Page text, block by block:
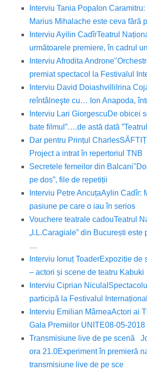
Interviu Tania Popa Ion
Marius Mihalache este ceva fără
Interviu Ayilin CadîrTeatrul
următoarele premiere, în cadrul
Interviu Afrodita Androne
premiat spectacol la Festivalul
Interviu David Doiashvilli Irina
reîntâlneşte cu… Ion Anapoda,
Interviu Lari GiorgescuDe obicei
bate filmul”….de astă dată
Dar pentru Prințul Charles
Project a intrat în repertoriul TNB
Secretele femeilor din Balcani
pe dos”, file de repetiții
Interviu Petre AncuțaAylin Cadîr:
pasiune pe care o iau în serios
Vouchere teatrale cadouTeatrul
„I.L.Caragiale” din București este
…
Interviu Ionuț ToaderExpoziție de
– actori și scene de teatru Kabuki
Interviu Ciprian Nicula
participă la Festivalul
Interviu Emilian MârneaActori ai
Gala Premiilor UNITE08-05-2018
Transmisiune live de pe scenă
ora 21.0Experiment în premieră
transmisiune live de pe sce